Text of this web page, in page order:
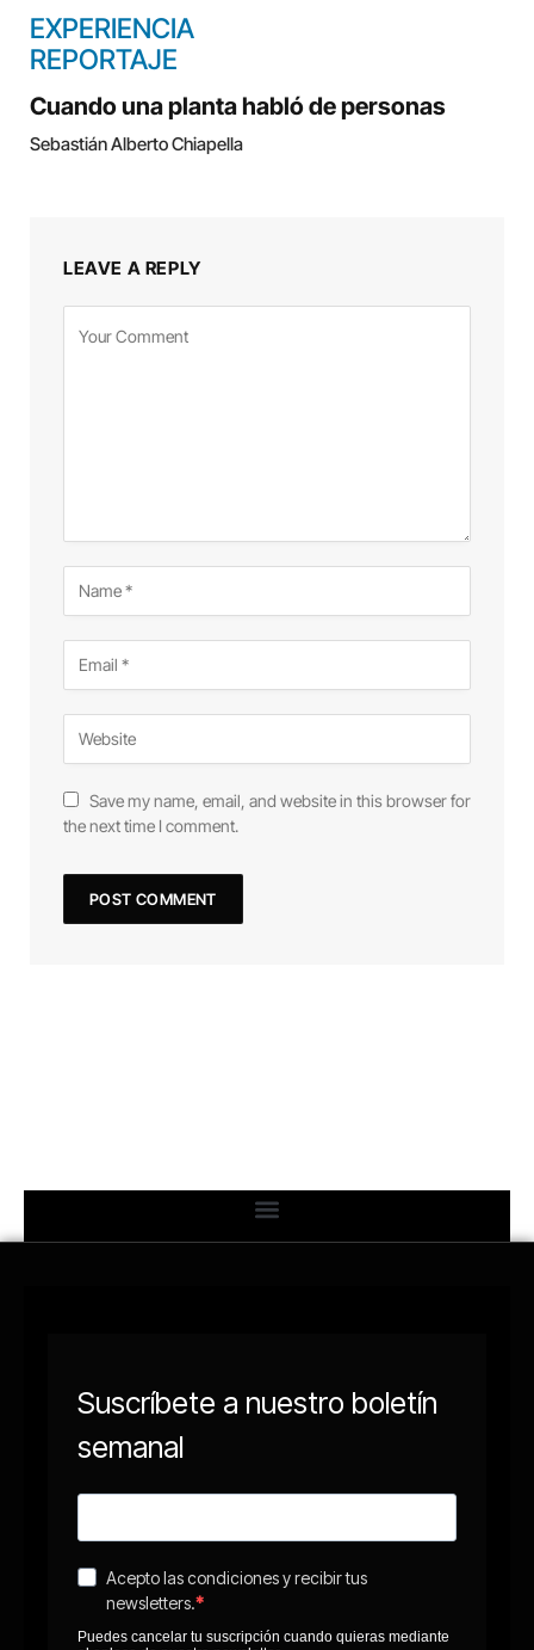
EXPERIENCIA
REPORTAJE
Cuando una planta habló de personas
Sebastián Alberto Chiapella
LEAVE A REPLY
Save my name, email, and website in this browser for
the next time I comment.